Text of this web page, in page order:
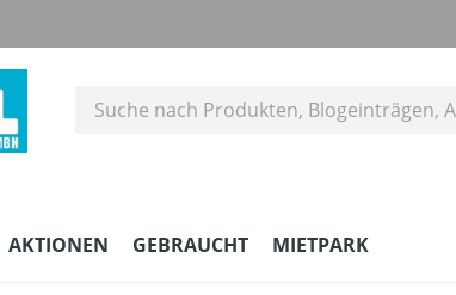
AKTIONEN GEBRAUCHT MIETPARK